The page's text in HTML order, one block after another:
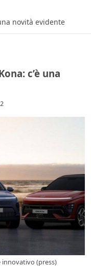
novità evidente
c’è una
innovativo (press)